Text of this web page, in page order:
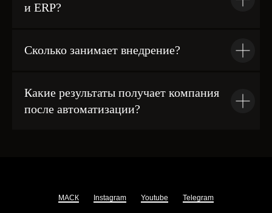
и ERP?
Сколько занимает внедрение?
Какие результаты получает компания
после автоматизации?
МАСК Instagram Youtube Telegram